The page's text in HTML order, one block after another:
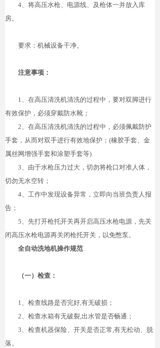
4、将高压水枪、电源线、及枪体一并放入库
房。
要求：机械设备干净。
注意事项：
1、在高压清洗机清洗的过程中，要对双脚进行
有效保护，必须穿戴防水靴；
2、在高压清洗机清洗的过程中，必须佩戴防护
手套，从而对双手进行有效地保护 ； (橡胶手套、金
属丝网增强手套和涂塑手套等)
3、由于水枪压力过大，切勿将枪口对准人体，
切勿无水空转；
4、工作中发现设备异常，立即向当班负责人报
告；
5、先打开枪托开关再开启高压水枪电源，先关
闭高压水枪电源再关闭枪托开关，以免憋泵。
全自动洗地机操作规范
（一）检查：
1、检查线路是否完好,有无破损；
2、检查水箱有无破裂,出水管是否畅通；
3、检查机器保险、开关是否正常,有无松动、脱
落。